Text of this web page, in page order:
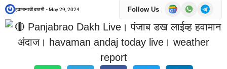
हवामानाची बातमी -May 29, 2024 Follow Us